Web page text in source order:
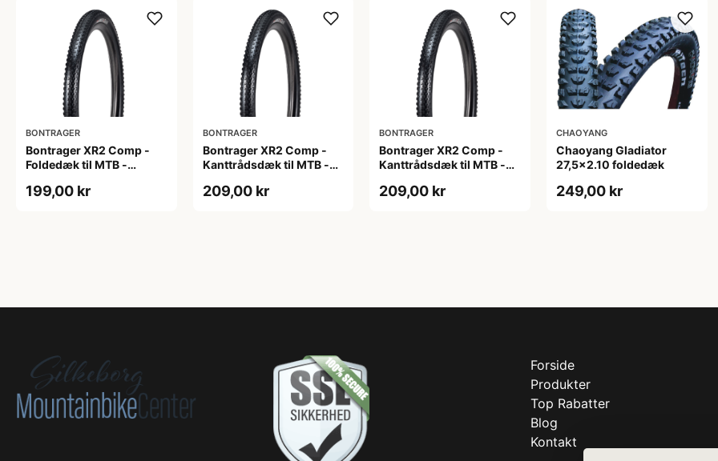
BONTRAGER
Bontrager XR2 Comp -
Foldedæk til MTB -
199,00 kr
BONTRAGER
Bontrager XR2 Comp -
Kanttrådsdæk til MTB -
209,00 kr
BONTRAGER
Bontrager XR2 Comp -
Kanttrådsdæk til MTB -
209,00 kr
CHAOYANG
Chaoyang Gladiator
27,5x2.10 foldedæk
249,00 kr
Forside
Produkter
Top Rabatter
Blog
Kontakt